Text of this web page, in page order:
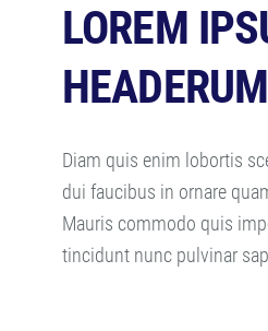
LOREM
HEADERUM
Diam quis enim lobortis
dui faucibus in ornare
Mauris commodo quis
tincidunt nunc pulvinar